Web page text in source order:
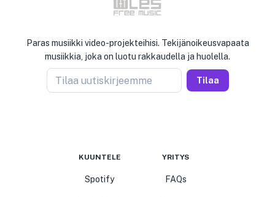
Paras musiikki video-projekteihisi. Tekijänoikeusvapaata
musiikkia, joka on luotu rakkaudella ja huolella.
Tilaa uutiskirjeemme Tilaa
KUUNTELE
Spotify
YRITYS
FAQs